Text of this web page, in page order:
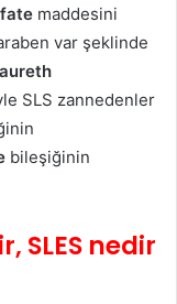
maddesini
var şeklinde
SLS zannedenler
bileşiğinin
SLES nedir